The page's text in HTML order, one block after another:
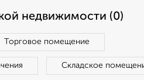
недвижимости (0)
Торговое помещение
Складское